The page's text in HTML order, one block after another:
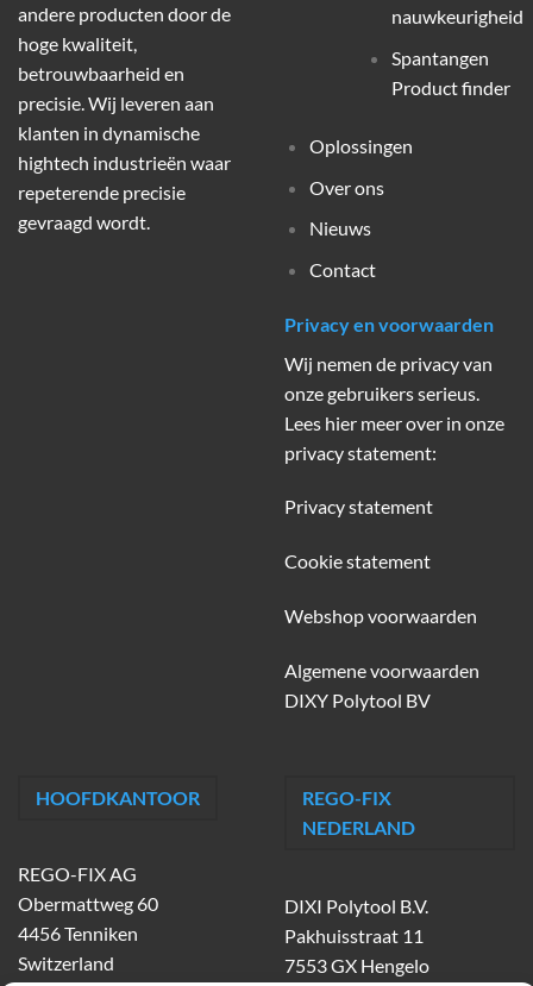
andere producten door de
hoge kwaliteit,
betrouwbaarheid en
precisie. Wij leveren aan
klanten in dynamische
hightech industrieën waar
repeterende precisie
gevraagd wordt.
nauwkeurigheid
Spantangen
Product finder
Oplossingen
Over ons
Nieuws
Contact
Privacy en voorwaarden
Wij nemen de privacy van
onze gebruikers serieus.
Lees hier meer over in onze
privacy statement:
Privacy statement
Cookie statement
Webshop voorwaarden
Algemene voorwaarden
DIXY Polytool BV
HOOFDKANTOOR
REGO-FIX AG
Obermattweg 60
4456 Tenniken
Switzerland
REGO-FIX
NEDERLAND
DIXI Polytool B.V.
Pakhuisstraat 11
7553 GX Hengelo